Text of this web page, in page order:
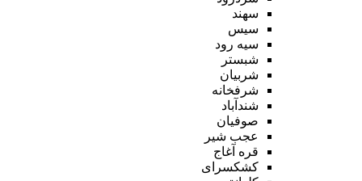
سهند
سیس
سیه رود
شبستر
شربیان
شرفخانه
شندآباد
صوفیان
عجب شیر
قره آغاج
کشکسرای